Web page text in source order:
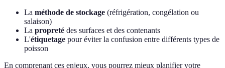
La méthode de stockage (réfrigération, congélation ou
salaison)
La propreté des surfaces et des contenants
L'étiquetage pour éviter la confusion entre différents types de
poisson
En comprenant ces enjeux, vous pourrez mieux planifier votre